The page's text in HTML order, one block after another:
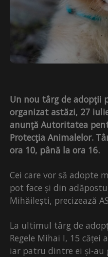
Un nou târg de adopţii
organizat astăzi, 27
anunţă Autoritatea
Protecţia Animalelor.
ora 10, până la ora 16.
Cei care vor să adopte
pot face și din
Mihăilești, precizează
La ultimul târg de
Regele Mihai I, 15 căței
iar patru dintre ei și-au